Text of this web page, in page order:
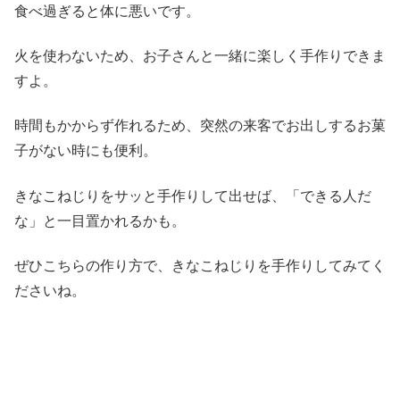
食べ過ぎると体に悪いです。
火を使わないため、お子さんと一緒に楽しく手作りできま
すよ。
時間もかからず作れるため、突然の来客でお出しするお菓
子がない時にも便利。
きなこねじりをサッと手作りして出せば、「できる人だ
な」と一目置かれるかも。
ぜひこちらの作り方で、きなこねじりを手作りしてみてく
ださいね。